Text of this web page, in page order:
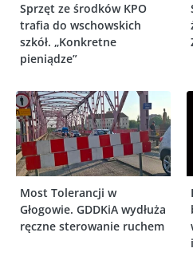
Sprzęt ze środków KPO
trafia do wschowskich
szkół. „Konkretne
pieniądze”
Most Tolerancji w
Głogowie. GDDKiA wydłuża
ręczne sterowanie ruchem